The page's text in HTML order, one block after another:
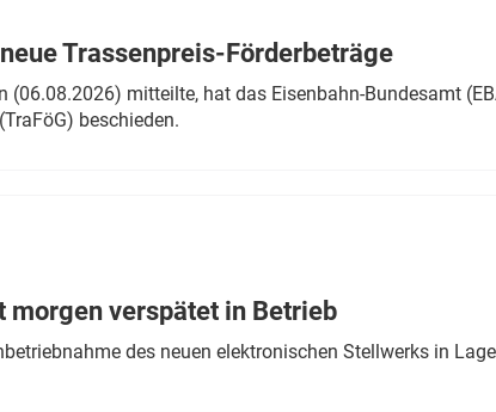
Infrastruktur & Ausrüstung
ÖPNV
Trassenpreis-Förderbeträge
(06.08.2026) mitteilte, hat das Eisenbahn-Bundesamt
beschieden.
morgen verspätet in Betrieb
des neuen elektronischen Stellwerks in